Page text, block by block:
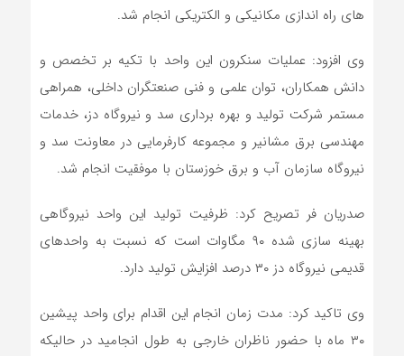
های راه اندازی مکانیکی و الکتریکی انجام شد.
وی افزود: عملیات سنکرون این واحد با تکیه بر تخصص و
دانش همکاران، توان علمی و فنی صنعتگران داخلی، همراهی
مستمر شرکت تولید و بهره برداری سد و نیروگاه دز، خدمات
مهندسی برق مشانیر و مجموعه کارفرمایی در معاونت سد و
نیروگاه سازمان آب و برق خوزستان با موفقیت انجام شد.
صدریان فر تصریح کرد: ظرفیت تولید این واحد نیروگاهی
بهینه سازی شده ۹۰ مگاوات است که نسبت به واحدهای
قدیمی نیروگاه دز ۳۰ درصد افزایش تولید دارد.
وی تاکید کرد: مدت زمان انجام این اقدام‌ برای واحد پیشین
۳۰ ماه با حضور ناظران خارجی به طول انجامید در حالیکه